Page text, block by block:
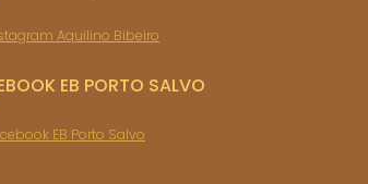
EB PORTO SALVO